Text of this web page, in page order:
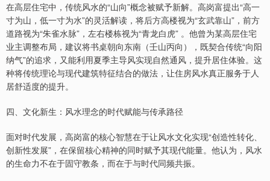
在高层住宅中，传统风水的“山向”概念被赋予新解。高岗富提出“高一
寸为山，低一寸为水”的灵活解读，将后方高楼视为“玄武靠山”，前方
道路视为“朱雀水脉”，左右楼栋视为“青龙白虎” 。他曾为某高层住宅
业主调整布局，建议将书桌朝向东南（壬山丙向），既契合传统“向阳
纳气”的追求，又能利用夏季主导风实现自然通风，提升居住体验。这
种将传统理论与现代建筑特征结合的做法，让住房风水真正服务于人
居舒适度的提升。
四、文化新生：风水理念的时代赋能与传承路径
面对时代发展，高岗富的核心智慧在于让风水文化实现“创造性转化、
创新性发展”，在保留核心精神的同时赋予其现代能量。他认为，风水
的生命力不在于固守教条，而在于与时代同频共振。